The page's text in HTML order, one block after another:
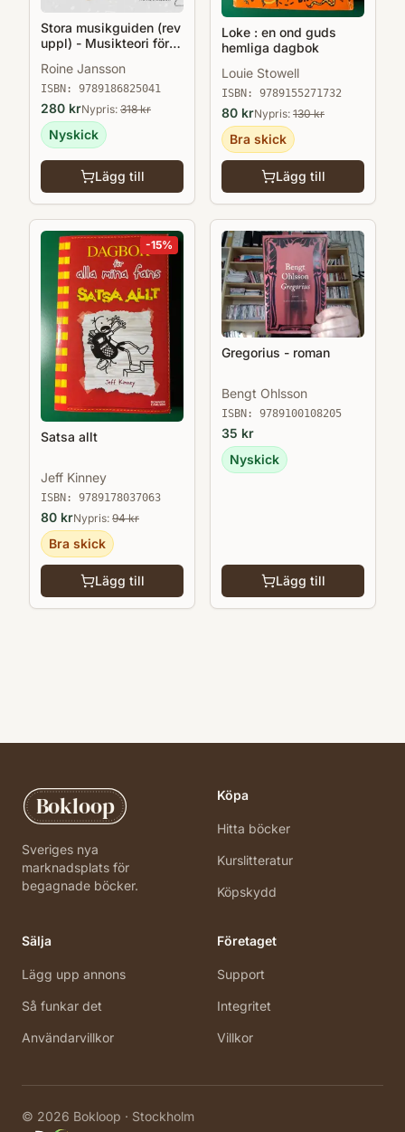
Stora musikguiden (rev
uppl) - Musikteori för
Roine Jansson
ISBN: 9789186825041
280 krNypris: 318kr
Nyskick
Lägg till
Loke : en ond guds
hemliga dagbok
Louie Stowell
ISBN: 9789155271732
80 krNypris: 130kr
Bra skick
Lägg till
-15%
Satsa allt
Jeff Kinney
ISBN: 9789178037063
80 krNypris: 94kr
Bra skick
Lägg till
Gregorius - roman
Bengt Ohlsson
ISBN: 9789100108205
35 kr
Nyskick
Lägg till
Bokloop
Sveriges nya
marknadsplats för
begagnade böcker.
Köpa
Hitta böcker
Kurslitteratur
Köpskydd
Sälja
Lägg upp annons
Så funkar det
Användarvillkor
Företaget
Support
Integritet
Villkor
© 2026 Bokloop · Stockholm